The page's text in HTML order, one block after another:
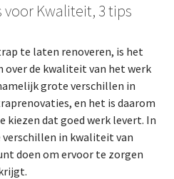
voor Kwaliteit, 3 tips
te laten renoveren, is het
over de kwaliteit van het werk
grote verschillen in
en het is daarom
kiezen dat goed werk levert. In
in kwaliteit van
doen om ervoor te zorgen